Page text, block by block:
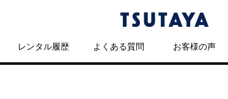
レンタル履歴 よくある質問 お客様の声